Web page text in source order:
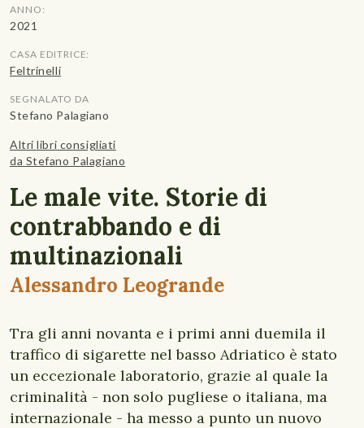
ANNO:
2021
CASA EDITRICE:
Feltrinelli
SEGNALATO DA
Stefano Palagiano
Altri libri consigliati
da Stefano Palagiano
Le male vite. Storie di
contrabbando e di
multinazionali
Alessandro Leogrande
Tra gli anni novanta e i primi anni duemila il
traffico di sigarette nel basso Adriatico è stato
un eccezionale laboratorio, grazie al quale la
criminalità - non solo pugliese o italiana, ma
internazionale - ha messo a punto un nuovo